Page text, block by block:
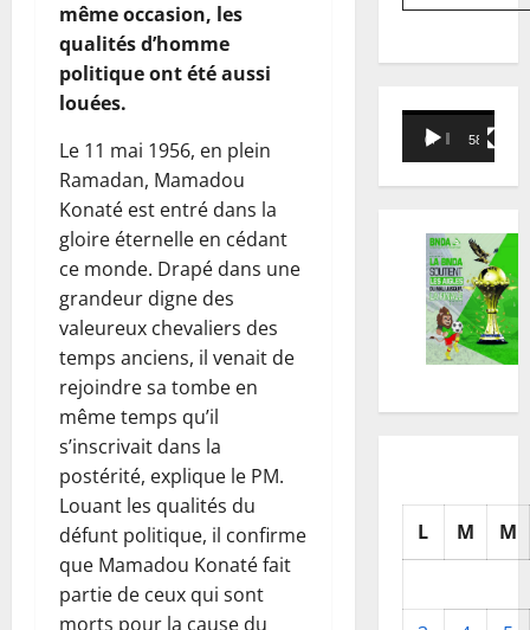
même occasion, les
qualités d’homme
politique ont été aussi
louées.
Le 11 mai 1956, en plein
Ramadan, Mamadou
Konaté est entré dans la
gloire éternelle en cédant
ce monde. Drapé dans une
grandeur digne des
valeureux chevaliers des
temps anciens, il venait de
rejoindre sa tombe en
même temps qu’il
s’inscrivait dans la
postérité, explique le PM.
Louant les qualités du
défunt politique, il confirme
que Mamadou Konaté fait
partie de ceux qui sont
morts pour la cause du
Lecteur
vidéo
00:00 58:18
L M M